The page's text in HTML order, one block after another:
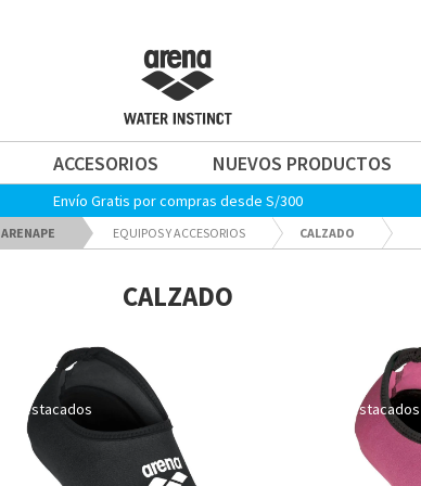
ACCESORIOS NUEVOS PRODUCTOS
Envío Gratis por compras desde S/300
ARENAPE EQUIPOS Y ACCESORIOS CALZADO
CALZADO
Home-
Destacados Destacados